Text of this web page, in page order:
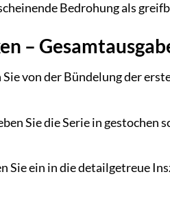
Bedrohung als
–
von der Bündelung der
Sie die Serie in
Sie ein in die detailgetreue